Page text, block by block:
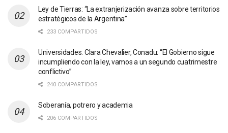
Ley de Tierras: “La extranjerización avanza sobre territorios
estratégicos de la Argentina”
233 COMPARTIDOS
Universidades. Clara Chevalier, Conadu: “El Gobierno sigue
incumpliendo con la ley, vamos a un segundo cuatrimestre
conflictivo”
240 COMPARTIDOS
Soberanía, potrero y academia
206 COMPARTIDOS